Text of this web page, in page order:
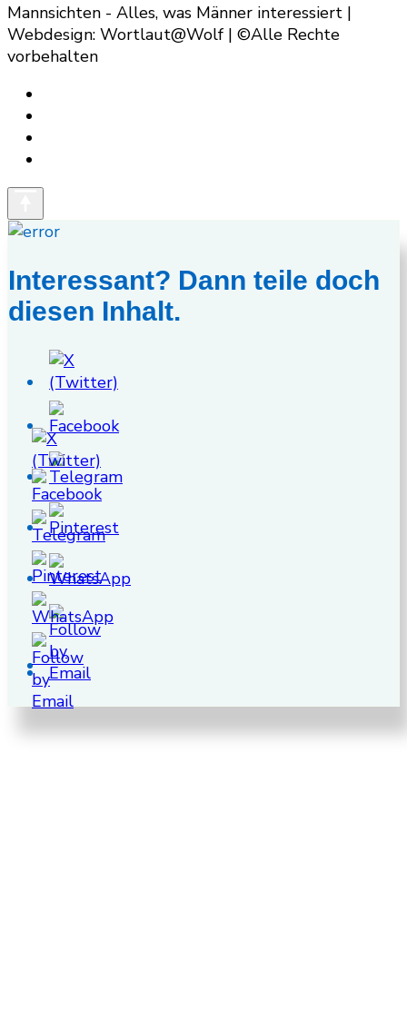
Mannsichten - Alles, was Männer interessiert |
Webdesign: Wortlaut@Wolf | ©Alle Rechte
vorbehalten
Interessant? Dann teile doch
diesen Inhalt.